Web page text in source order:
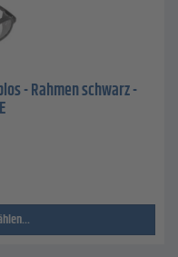
- Rahmen schwarz -